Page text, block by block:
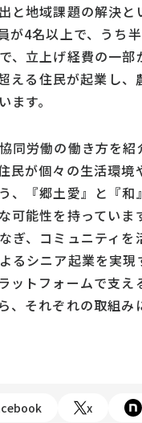
と地域課題の解決
が4名以上で、うち
、立上げ経費の一
る住民が起業し
す。
同労働の働き方を
民が個々の生活環
、『郷土愛』と『
可能性を持ってい
、コミュニティを
るシニア起業を実
ットフォームで支
それぞれの取組み
x